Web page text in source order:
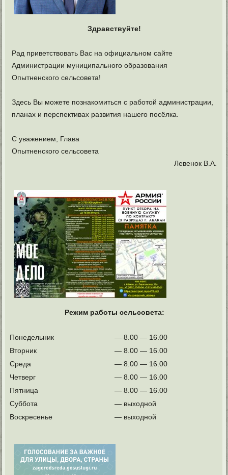
Здравствуйте!
Рад приветствовать Вас на официальном сайте
Администрации муниципального образования
Опытненского сельсовета!
Здесь Вы можете познакомиться с работой администрации,
планах и перспективах развития нашего посёлка.
С уважением, Глава
Опытненского сельсовета
Левенок В.А.
Режим работы сельсовета:
Понедельник
— 8.00 — 16.00
Вторник
— 8.00 — 16.00
Среда
— 8.00 — 16.00
Четверг
— 8.00 — 16.00
Пятница
— 8.00 — 16.00
Суббота
— выходной
Воскресенье
— выходной